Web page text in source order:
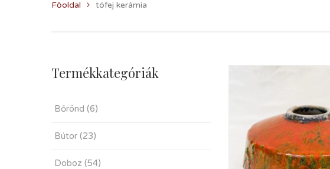
Főoldal tófej kerámia
Termékkategóriák
Bőrönd (6)
Bútor (23)
Doboz (54)